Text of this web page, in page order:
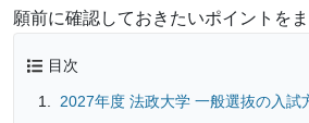
願前に確認しておきたいポイントをま
目次
2027年度 法政大学 一般選抜の入試